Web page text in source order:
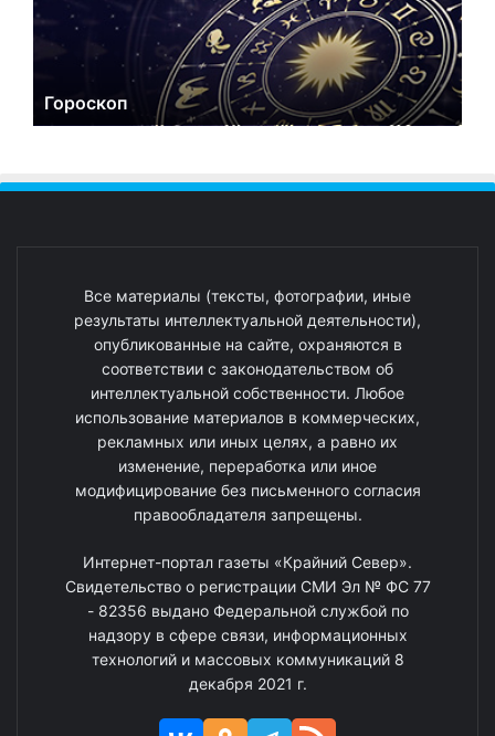
Гороскоп
Все материалы (тексты, фотографии, иные
результаты интеллектуальной деятельности),
опубликованные на сайте, охраняются в
соответствии с законодательством об
интеллектуальной собственности. Любое
использование материалов в коммерческих,
рекламных или иных целях, а равно их
изменение, переработка или иное
модифицирование без письменного согласия
правообладателя запрещены.
Интернет-портал газеты «Крайний Север».
Свидетельство о регистрации СМИ Эл № ФС 77
- 82356 выдано Федеральной службой по
надзору в сфере связи, информационных
технологий и массовых коммуникаций 8
декабря 2021 г.